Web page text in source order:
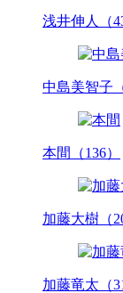
浅井伸人（
中島美智子
本間（136）
加藤大樹（
加藤竜太（